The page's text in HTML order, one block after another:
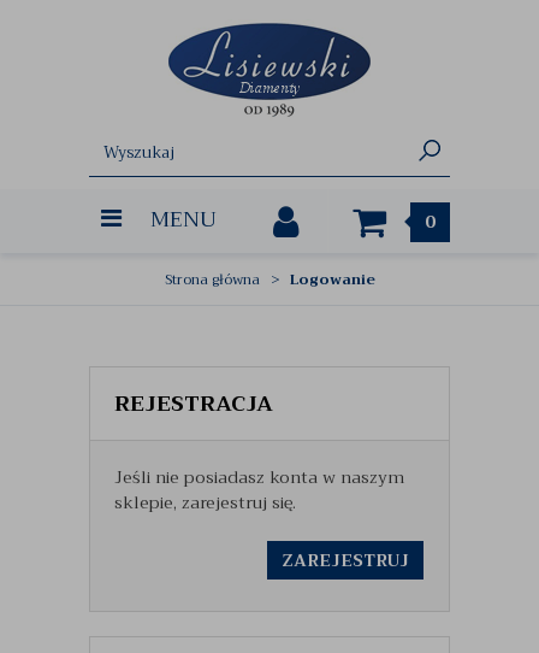
MENU 0
Strona główna Logowanie
REJESTRACJA
Jeśli nie posiadasz konta w naszym
sklepie, zarejestruj się.
ZAREJESTRUJ